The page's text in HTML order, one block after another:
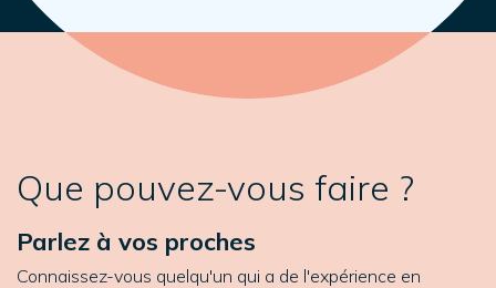
Que pouvez-vous faire ?
Parlez à vos proches
Connaissez-vous quelqu'un qui a de l'expérience en